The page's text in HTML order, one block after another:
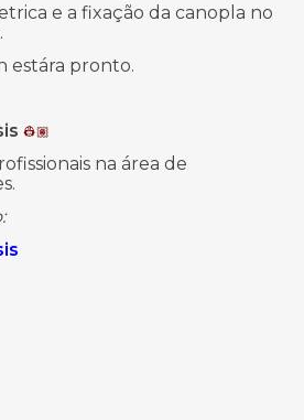
e a fixação da canopla no
estára pronto.
👷🏽
na área de